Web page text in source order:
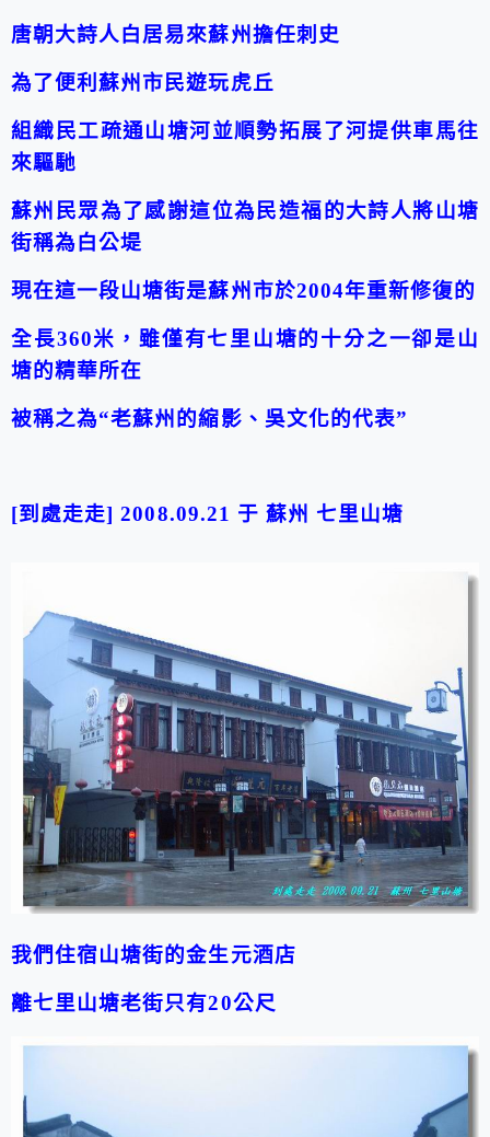
唐朝大詩人白居易來蘇州擔任刺史
為了便利蘇州市民遊玩虎丘
組織民工疏通山塘河並順勢拓展了河提供車馬往
來驅馳
蘇州民眾為了感謝這位為民造福的大詩人將山塘
街稱為白公堤
現在這一段山塘街是蘇州市於2004年重新修復的
全長360米，雖僅有七里山塘的十分之一卻是山
塘的精華所在
被稱之為“老蘇州的縮影、吳文化的代表”
[到處走走] 2008.09.21 于 蘇州 七里山塘
我們住宿山塘街的金生元酒店
離七里山塘老街只有20公尺